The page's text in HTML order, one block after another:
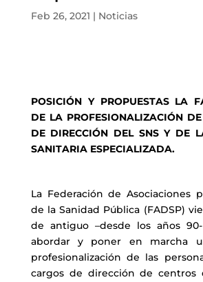
Feb 26, 2021 | Noticias
POSICIÓN Y PROPUESTAS LA
DE LA PROFESIONALIZACIÓN
DE DIRECCIÓN DEL SNS Y DE
SANITARIA ESPECIALIZADA.
La Federación de Asociaciones
de la Sanidad Pública (FADSP)
de antiguo –desde los años
abordar y poner en marcha
profesionalización de las
cargos de dirección de centros